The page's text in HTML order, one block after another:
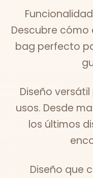
Descubre cómo
bag perfecto
Diseño
usos. Desde
los últimos
Diseño que